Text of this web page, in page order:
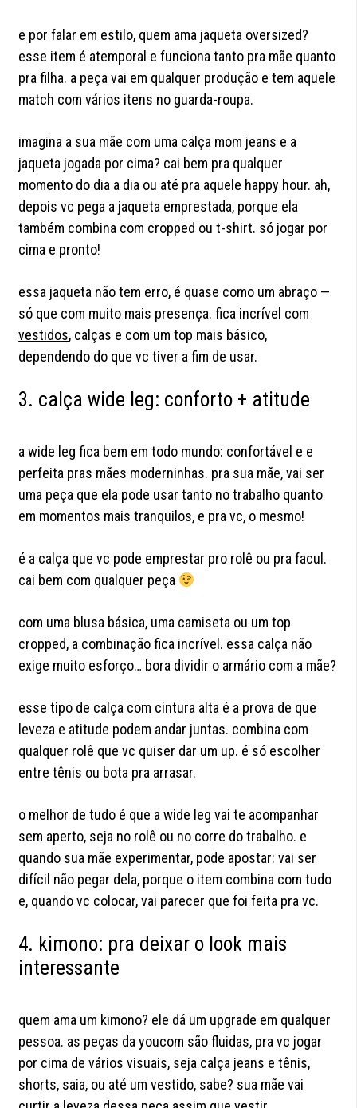
e por falar em estilo, quem ama jaqueta oversized?
esse item é atemporal e funciona tanto pra mãe quanto
pra filha. a peça vai em qualquer produção e tem aquele
match com vários itens no guarda-roupa.
imagina a sua mãe com uma calça mom jeans e a
jaqueta jogada por cima? cai bem pra qualquer
momento do dia a dia ou até pra aquele happy hour. ah,
depois vc pega a jaqueta emprestada, porque ela
também combina com cropped ou t-shirt. só jogar por
cima e pronto!
essa jaqueta não tem erro, é quase como um abraço —
só que com muito mais presença. fica incrível com
vestidos, calças e com um top mais básico,
dependendo do que vc tiver a fim de usar.
3. calça wide leg: conforto + atitude
a wide leg fica bem em todo mundo: confortável e e
perfeita pras mães moderninhas. pra sua mãe, vai ser
uma peça que ela pode usar tanto no trabalho quanto
em momentos mais tranquilos, e pra vc, o mesmo!
é a calça que vc pode emprestar pro rolê ou pra facul.
cai bem com qualquer peça
com uma blusa básica, uma camiseta ou um top
cropped, a combinação fica incrível. essa calça não
exige muito esforço… bora dividir o armário com a mãe?
esse tipo de calça com cintura alta é a prova de que
leveza e atitude podem andar juntas. combina com
qualquer rolê que vc quiser dar um up. é só escolher
entre tênis ou bota pra arrasar.
o melhor de tudo é que a wide leg vai te acompanhar
sem aperto, seja no rolê ou no corre do trabalho. e
quando sua mãe experimentar, pode apostar: vai ser
difícil não pegar dela, porque o item combina com tudo
e, quando vc colocar, vai parecer que foi feita pra vc.
4. kimono: pra deixar o look mais
interessante
quem ama um kimono? ele dá um upgrade em qualquer
pessoa. as peças da youcom são fluidas, pra vc jogar
por cima de vários visuais, seja calça jeans e tênis,
shorts, saia, ou até um vestido, sabe? sua mãe vai